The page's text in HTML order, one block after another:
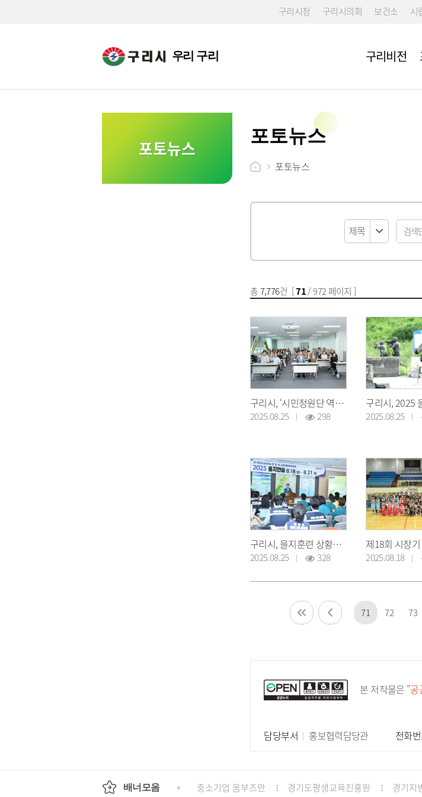
구리시청 구리시의회 보건소 시
우리 구리 구리비전
포토뉴스
포토뉴스
포토뉴스
총7,776건 [71/ 972 페이지 ]
구리시, ‘시민정원단 역량 강화 교육’ 개최
2025.08.25 298 2025.08.25
구리시, 을지훈련 상황보고 및 상황실 운영
2025.08.25 328 2025.08.18
71 72 73
본 저작물은 "공
담당부서 홍보협력담당관 전화
배너모음
경기도청 행정안전부 중소기업 옴부즈만 경기도평생교육진흥원 경기지